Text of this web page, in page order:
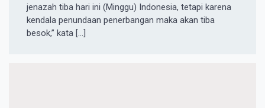
jenazah tiba hari ini (Minggu) Indonesia, tetapi karena
kendala penundaan penerbangan maka akan tiba
besok,” kata […]